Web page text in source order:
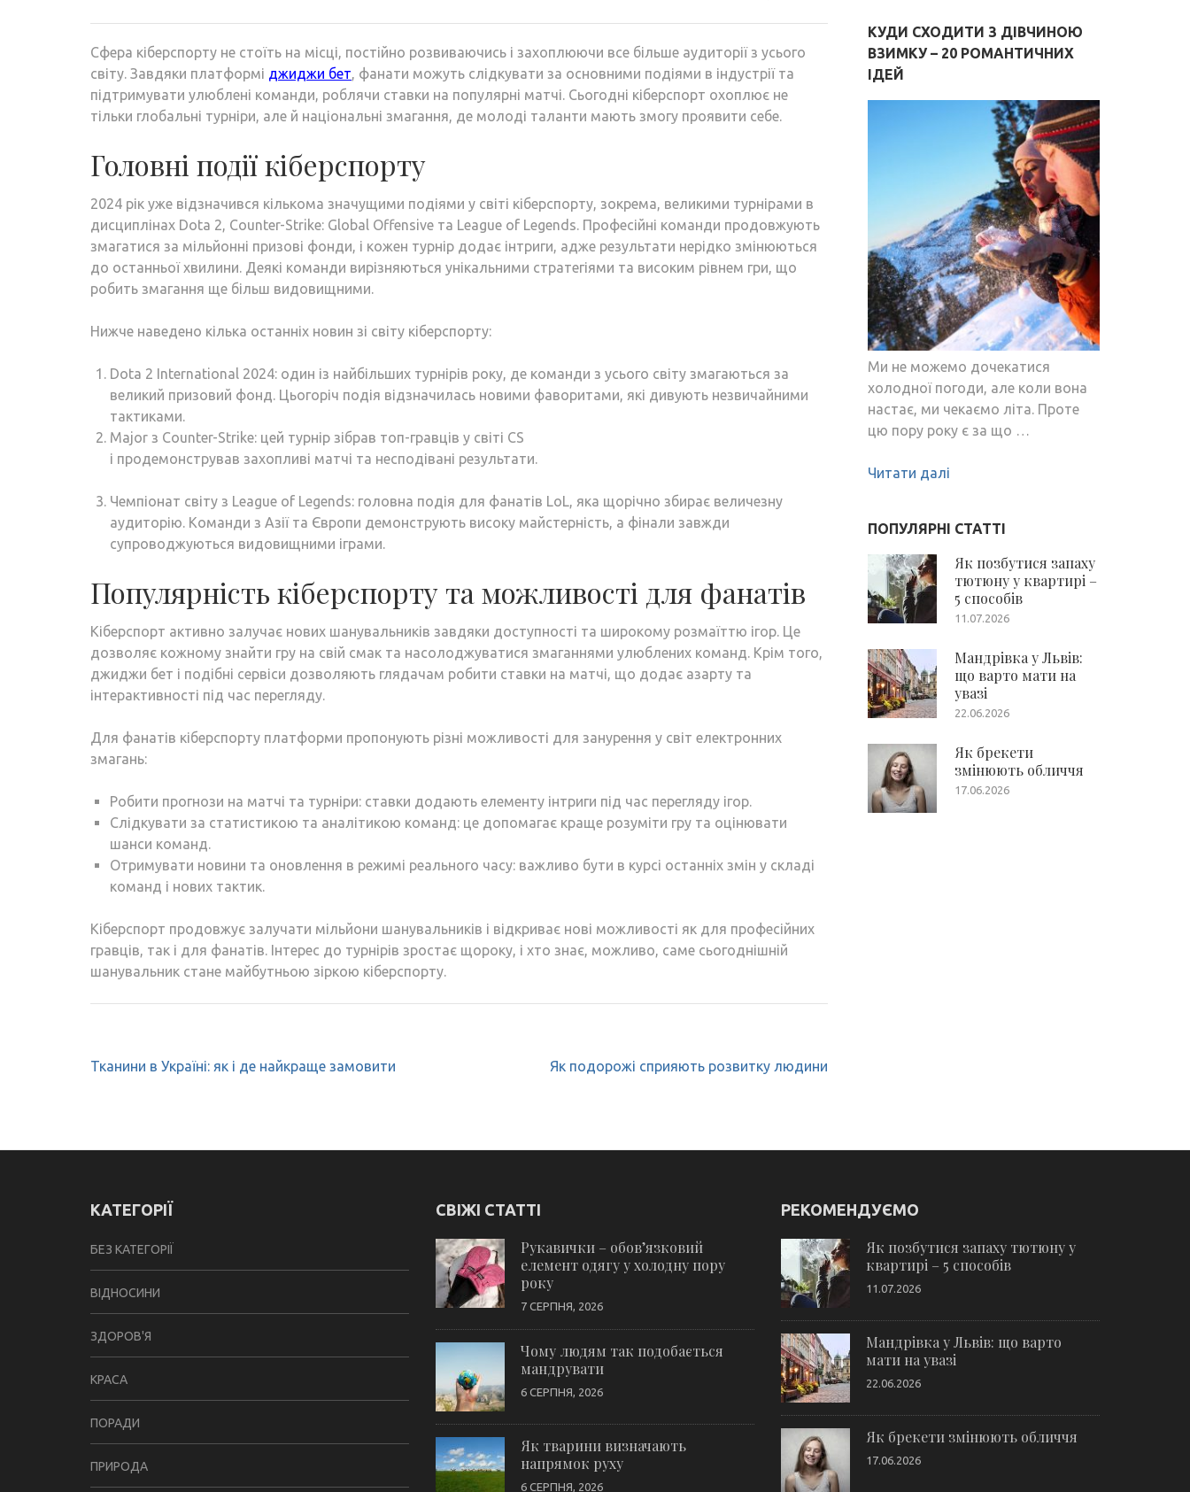
Сфера кіберспорту не стоїть на місці, постійно розвиваючись і захоплюючи все більше аудиторії з усього
світу. Завдяки платформі джиджи бет, фанати можуть слідкувати за основними подіями в індустрії та
підтримувати улюблені команди, роблячи ставки на популярні матчі. Сьогодні кіберспорт охоплює не
тільки глобальні турніри, але й національні змагання, де молоді таланти мають змогу проявити себе.
Головні події кіберспорту
2024 рік уже відзначився кількома значущими подіями у світі кіберспорту, зокрема, великими турнірами в
дисциплінах Dota 2, Counter-Strike: Global Offensive та League of Legends. Професійні команди продовжують
змагатися за мільйонні призові фонди, і кожен турнір додає інтриги, адже результати нерідко змінюються
до останньої хвилини. Деякі команди вирізняються унікальними стратегіями та високим рівнем гри, що
робить змагання ще більш видовищними.
Нижче наведено кілька останніх новин зі світу кіберспорту:
Dota 2 International 2024: один із найбільших турнірів року, де команди з усього світу змагаються за
великий призовий фонд. Цьогоріч подія відзначилась новими фаворитами, які дивують незвичайними
тактиками.
Major з Counter-Strike: цей турнір зібрав топ-гравців у світі CS
і продемонстрував захопливі матчі та несподівані результати.
Чемпіонат світу з League of Legends: головна подія для фанатів LoL, яка щорічно збирає величезну
аудиторію. Команди з Азії та Європи демонструють високу майстерність, а фінали завжди
супроводжуються видовищними іграми.
Популярність кіберспорту та можливості для фанатів
Кіберспорт активно залучає нових шанувальників завдяки доступності та широкому розмаїттю ігор. Це
дозволяє кожному знайти гру на свій смак та насолоджуватися змаганнями улюблених команд. Крім того,
джиджи бет і подібні сервіси дозволяють глядачам робити ставки на матчі, що додає азарту та
інтерактивності під час перегляду.
Для фанатів кіберспорту платформи пропонують різні можливості для занурення у світ електронних
змагань:
Робити прогнози на матчі та турніри: ставки додають елементу інтриги під час перегляду ігор.
Слідкувати за статистикою та аналітикою команд: це допомагає краще розуміти гру та оцінювати
шанси команд.
Отримувати новини та оновлення в режимі реального часу: важливо бути в курсі останніх змін у складі
команд і нових тактик.
Кіберспорт продовжує залучати мільйони шанувальників і відкриває нові можливості як для професійних
гравців, так і для фанатів. Інтерес до турнірів зростає щороку, і хто знає, можливо, саме сьогоднішній
шанувальник стане майбутньою зіркою кіберспорту.
Навігація
Тканини в Україні: як і де найкраще замовити Як подорожі сприяють розвитку людини
КУДИ СХОДИТИ З ДІВЧИНОЮ
ВЗИМКУ – 20 РОМАНТИЧНИХ
ІДЕЙ
Ми не можемо дочекатися
холодної погоди, але коли вона
настає, ми чекаємо літа. Проте
цю пору року є за що …
Читати далі
ПОПУЛЯРНІ СТАТТІ
Як позбутися запаху
тютюну у квартирі –
5 способів
11.07.2026
Мандрівка у Львів:
що варто мати на
увазі
22.06.2026
Як брекети
змінюють обличчя
17.06.2026
КАТЕГОРІЇ
БЕЗ КАТЕГОРІЇ
ВІДНОСИНИ
ЗДОРОВ'Я
КРАСА
ПОРАДИ
ПРИРОДА
СВІЖІ СТАТТІ
Рукавички – обов’язковий
елемент одягу у холодну пору
року
7 СЕРПНЯ, 2026
Чому людям так подобається
мандрувати
6 СЕРПНЯ, 2026
Як тварини визначають
напрямок руху
6 СЕРПНЯ, 2026
РЕКОМЕНДУЄМО
Як позбутися запаху тютюну у
квартирі – 5 способів
11.07.2026
Мандрівка у Львів: що варто
мати на увазі
22.06.2026
Як брекети змінюють обличчя
17.06.2026